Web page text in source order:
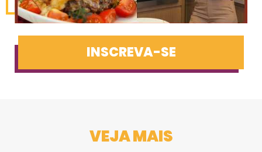
INSCREVA-SE
VEJA MAIS